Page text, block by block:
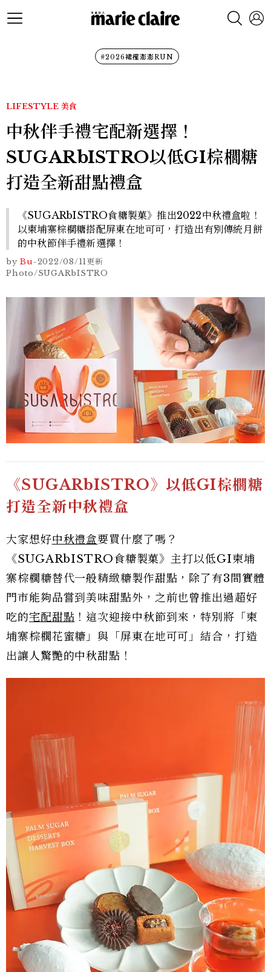
#2026裙襬澎澎RUN
LIFESTYLE 美食
中秋伴手禮宅配新選擇！
SUGARbISTRO以低GI棕櫚糖
打造全新甜點禮盒
《SUGARbISTRO食糖製菓》推出2022中秋禮盒啦！
以柬埔寨棕櫚糖搭配屏東在地可可，打造出有別傳統月餅
的中秋節伴手禮新選擇！
by Bu-2022/08/11更新
Photo/SUGARbISTRO
《SUGARbISTRO》以低GI棕櫚糖
打造全新中秋禮盒
大家想好中秋禮盒要買什麼了嗎？
《SUGARbISTRO食糖製菓》主打以低GI柬埔
寨棕櫚糖替代一般精緻糖製作甜點，除了有3間實體
門市能夠品嘗到美味甜點外，之前也曾推出過超好
吃的宅配甜點 ！這次迎接中秋節到來，特別將「柬
埔寨棕櫚花蜜糖」與「屏東在地可可」結合，打造
出讓人驚艷的中秋甜點！